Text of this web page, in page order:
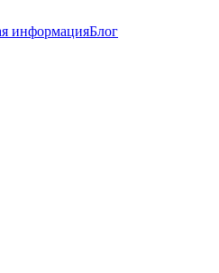
информацияБлог